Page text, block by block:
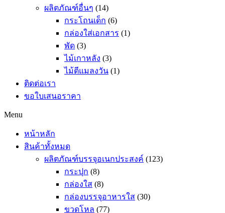
ผลิตภัณฑ์อื่นๆ (14)
กระโถนเด็ก (6)
กล่องใส่เอกสาร (1)
พัด (3)
ไม้เกาหลัง (3)
ไม้ตีแมลงวัน (1)
ติดต่อเรา
ขอใบเสนอราคา
Menu
หน้าหลัก
สินค้าทั้งหมด
ผลิตภัณฑ์บรรจุอเนกประสงค์ (123)
กระปุก (8)
กล่องใส (8)
กล่องบรรจุอาหารใส (30)
ขวดโหล (77)